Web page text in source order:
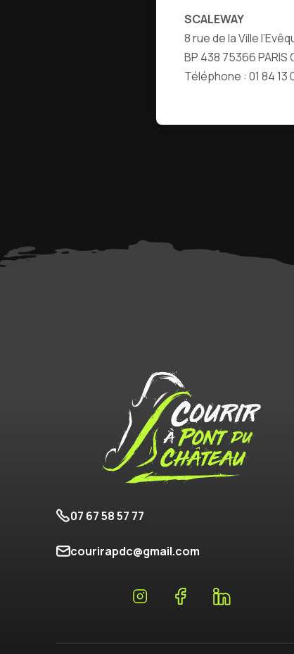
SCALEWAY
8 rue de la Ville
BP 438 75366 PARIS
Téléphone : 01 84 13
07 67 58 57 77
courirapdc@gmail.com